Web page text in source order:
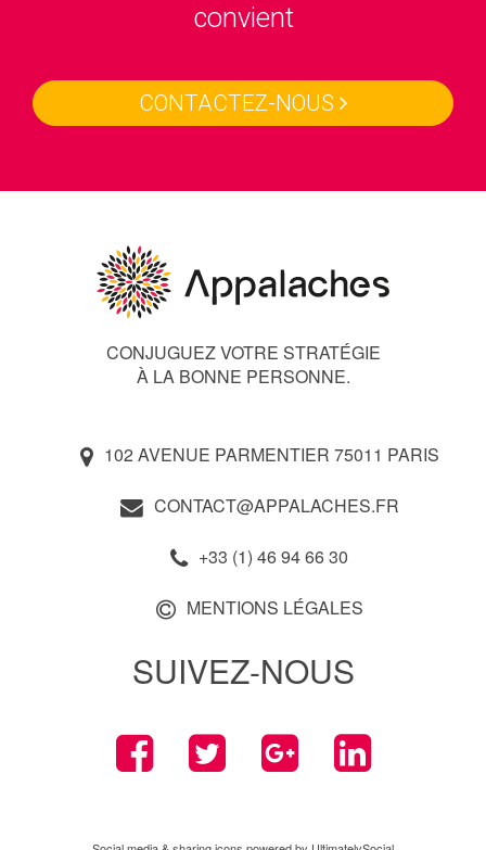
convient
CONTACTEZ-NOUS
CONJUGUEZ VOTRE STRATÉGIE
À LA BONNE PERSONNE.
102 AVENUE PARMENTIER 75011 PARIS
CONTACT@APPALACHES.FR
+33 (1) 46 94 66 30
MENTIONS LÉGALES
SUIVEZ-NOUS